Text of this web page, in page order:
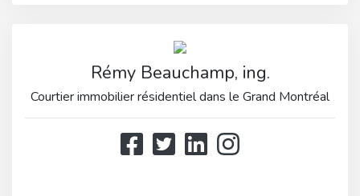
Rémy Beauchamp, ing.
Courtier immobilier résidentiel dans le Grand Montréal